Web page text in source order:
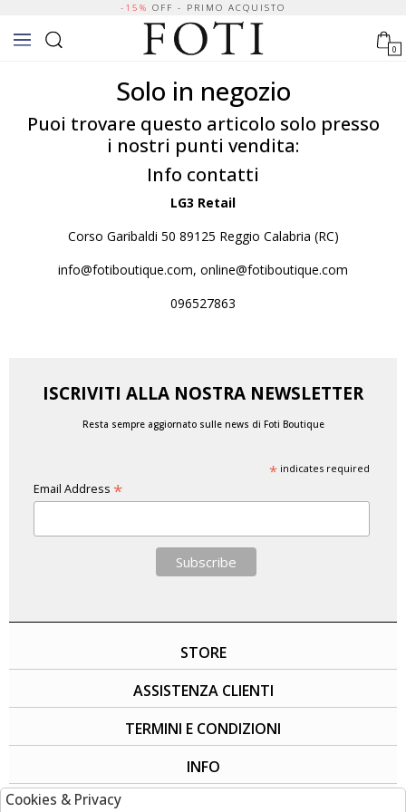
-15% OFF - PRIMO ACQUISTO
0
Solo in negozio
Puoi trovare questo articolo solo presso
i nostri punti vendita:
Info contatti
LG3 Retail
Corso Garibaldi 50 89125 Reggio Calabria (RC)
info@fotiboutique.com, online@fotiboutique.com
096527863
ISCRIVITI ALLA NOSTRA NEWSLETTER
Resta sempre aggiornato sulle news di Foti Boutique
*indicates required
Email Address *
STORE
ASSISTENZA CLIENTI
TERMINI E CONDIZIONI
INFO
Cookies & Privacy